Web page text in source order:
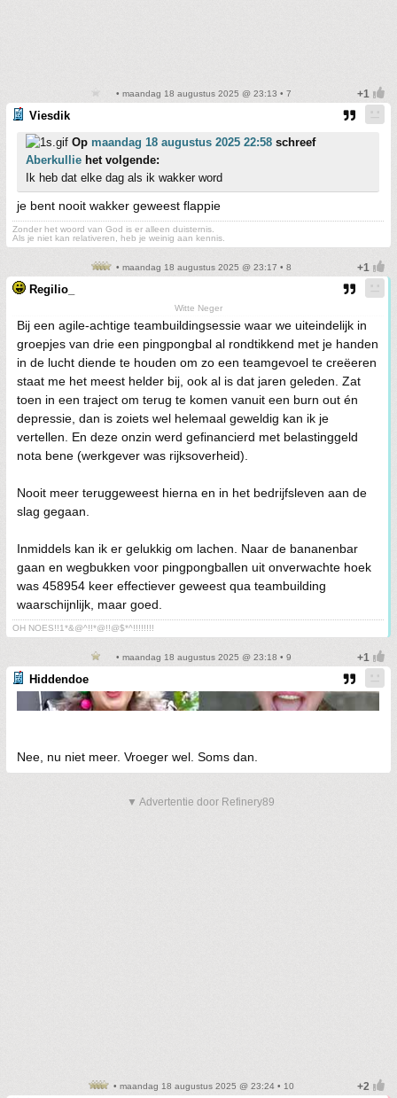
• maandag 18 augustus 2025 @ 23:13 • 7
Viesdik
Op maandag 18 augustus 2025 22:58 schreef
Aberkullie het volgende:
Ik heb dat elke dag als ik wakker word
je bent nooit wakker geweest flappie
Zonder het woord van God is er alleen duisternis.
Als je niet kan relativeren, heb je weinig aan kennis.
• maandag 18 augustus 2025 @ 23:17 • 8
Regilio_
Witte Neger
Bij een agile-achtige teambuildingsessie waar we uiteindelijk in
groepjes van drie een pingpongbal al rondtikkend met je handen
in de lucht diende te houden om zo een teamgevoel te creëeren
staat me het meest helder bij, ook al is dat jaren geleden. Zat
toen in een traject om terug te komen vanuit een burn out én
depressie, dan is zoiets wel helemaal geweldig kan ik je
vertellen. En deze onzin werd gefinancierd met belastinggeld
nota bene (werkgever was rijksoverheid).
Nooit meer teruggeweest hierna en in het bedrijfsleven aan de
slag gegaan.
Inmiddels kan ik er gelukkig om lachen. Naar de bananenbar
gaan en wegbukken voor pingpongballen uit onverwachte hoek
was 458954 keer effectiever geweest qua teambuilding
waarschijnlijk, maar goed.
OH NOES!!1*&@^!!*@!!@$*^!!!!!!!!
• maandag 18 augustus 2025 @ 23:18 • 9
Hiddendoe
Nee, nu niet meer. Vroeger wel. Soms dan.
▼ Advertentie door Refinery89
• maandag 18 augustus 2025 @ 23:24 • 10